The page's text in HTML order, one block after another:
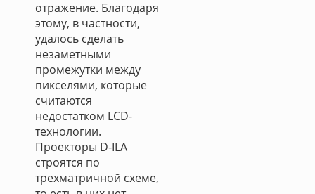
отражение. Благодаря
этому, в частности,
удалось сделать
незаметными
промежутки между
пикселями, которые
считаются
недостатком LCD-
технологии.
Проекторы D-ILA
строятся по
трехматричной схеме,